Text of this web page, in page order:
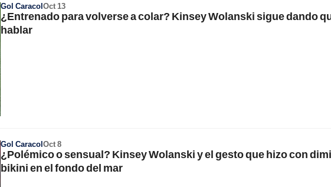
Gol CaracolOct 13
¿Entrenado para volverse a colar? Kinsey Wolanski sigue dando
hablar
Gol CaracolOct 8
¿Polémico o sensual? Kinsey Wolanski y el gesto que hizo con
bikini en el fondo del mar